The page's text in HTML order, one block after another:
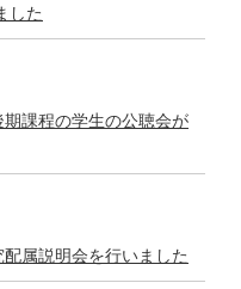
した
課程の学生の公聴会が
属説明会を行いました